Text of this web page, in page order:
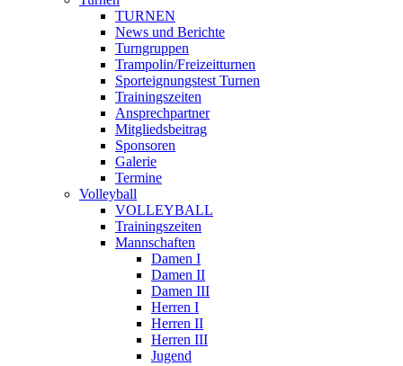
TURNEN
News und Berichte
Turngruppen
Trampolin/Freizeitturnen
Sporteignungstest Turnen
Trainingszeiten
Ansprechpartner
Mitgliedsbeitrag
Sponsoren
Galerie
Termine
Volleyball
VOLLEYBALL
Trainingszeiten
Mannschaften
Damen I
Damen II
Damen III
Herren I
Herren II
Herren III
Jugend